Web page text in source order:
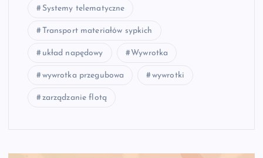
Systemy telematyczne
Transport materiałów sypkich
układ napędowy Wywrotka
wywrotka przegubowa wywrotki
zarządzanie flotą